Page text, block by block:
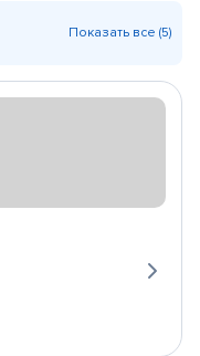
Показать все (5)